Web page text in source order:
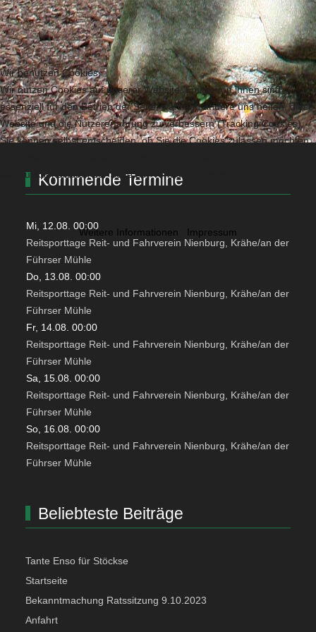
Kommende Termine
Mi, 12.08. 00:00
Reitsporttage Reit- und Fahrverein Nienburg, Krähe/an der
Führser Mühle
Do, 13.08. 00:00
Reitsporttage Reit- und Fahrverein Nienburg, Krähe/an der
Führser Mühle
Fr, 14.08. 00:00
Reitsporttage Reit- und Fahrverein Nienburg, Krähe/an der
Führser Mühle
Sa, 15.08. 00:00
Reitsporttage Reit- und Fahrverein Nienburg, Krähe/an der
Führser Mühle
So, 16.08. 00:00
Reitsporttage Reit- und Fahrverein Nienburg, Krähe/an der
Führser Mühle
Beliebteste Beiträge
Tante Enso für Stöckse
Startseite
Bekanntmachung Ratssitzung 9.10.2023
Anfahrt
Wir benutzen Cookies
Wir nutzen Cookies auf unserer Website. Einige von ihnen sind
essenziell für den Betrieb der Seite, während andere uns helfen, diese
Website und die Nutzererfahrung zu verbessern (Tracking Cookies).
Sie können selbst entscheiden, ob Sie die Cookies zulassen möchten.
alle Funktionalitäten der Seite zur Verfügung stehen.
Weitere Informationen Impressum